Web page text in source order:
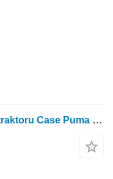
Hydraulický válec pro kolového traktoru Case Puma 240 CVX